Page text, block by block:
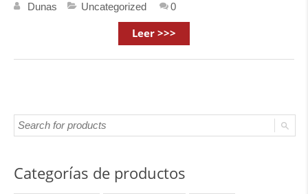
Dunas Uncategorized 0
Leer >>>
Categorías de productos